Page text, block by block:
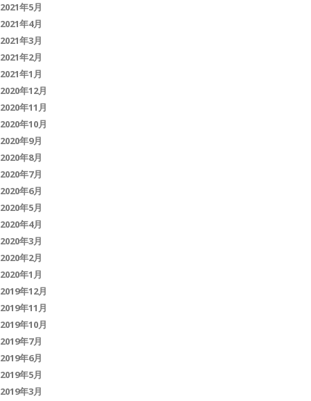
2021年5月
2021年4月
2021年3月
2021年2月
2021年1月
2020年12月
2020年11月
2020年10月
2020年9月
2020年8月
2020年7月
2020年6月
2020年5月
2020年4月
2020年3月
2020年2月
2020年1月
2019年12月
2019年11月
2019年10月
2019年7月
2019年6月
2019年5月
2019年3月